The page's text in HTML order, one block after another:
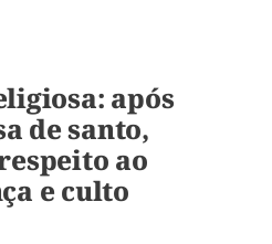
após
de santo,
ao
e culto